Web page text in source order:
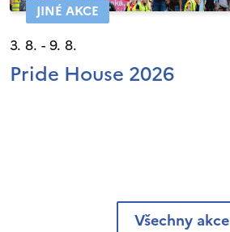
JINÉ AKCE
3. 8. - 9. 8.
Pride House 2026
Všechny akce